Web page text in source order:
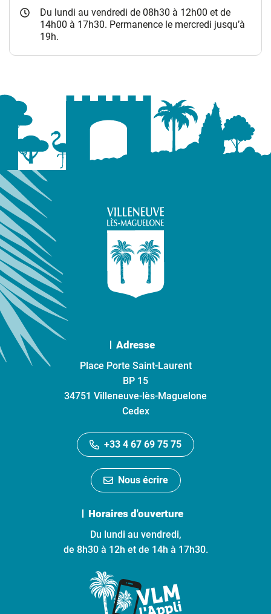
Du lundi au vendredi de 08h30 à 12h00 et de
14h00 à 17h30. Permanence le mercredi jusqu’à
19h.
Adresse
Place Porte Saint-Laurent
BP 15
34751 Villeneuve-lès-Maguelone
Cedex
+33 4 67 69 75 75
Nous écrire
Horaires d'ouverture
Du lundi au vendredi,
de 8h30 à 12h et de 14h à 17h30.